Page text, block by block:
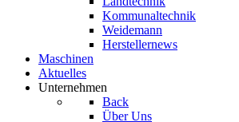
Kommunaltechnik
Weidemann
Herstellernews
Maschinen
Aktuelles
Unternehmen
Back
Über Uns